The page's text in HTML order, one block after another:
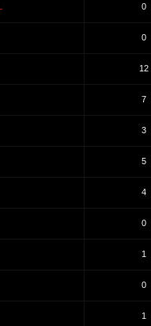
0
0
12
7
3
5
4
0
1
0
1